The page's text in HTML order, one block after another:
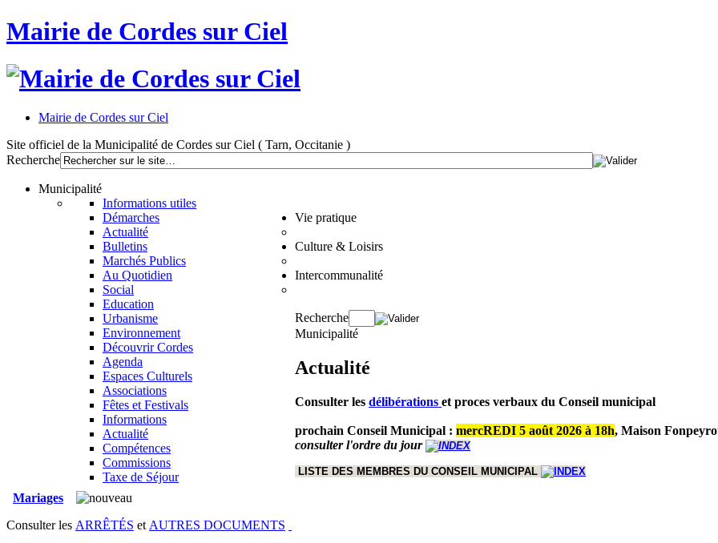
Mairie de Cordes sur Ciel
Mairie de Cordes sur Ciel
Site officiel de la Municipalité de Cordes sur Ciel ( Tarn, Occitanie )
Recherche
Municipalité
Informations utiles
Démarches
Actualité
Bulletins
Marchés Publics
Vie pratique
Au Quotidien
Social
Education
Urbanisme
Environnement
Culture & Loisirs
Découvrir Cordes
Agenda
Espaces Culturels
Associations
Fêtes et Festivals
Intercommunalité
Informations
Actualité
Compétences
Commissions
Taxe de Séjour
Recherche
Municipalité
Actualité
Consulter les délibérations et proces verbaux du Conseil municipal
prochain Conseil Municipal : mercREDI 5 août 2026 à 18h, Maison
consulter l'ordre du jour
LISTE DES MEMBRES DU CONSEIL MUNICIPAL
Mariages
Consulter les ARRÊTÉS et AUTRES DOCUMENTS